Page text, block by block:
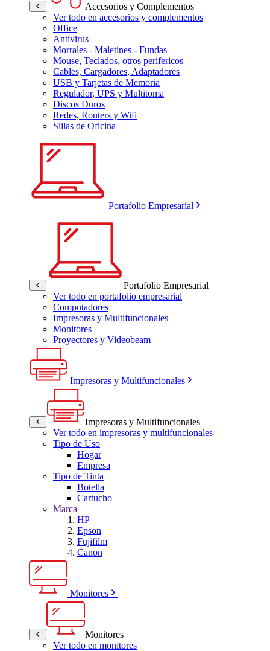
Accesorios y Complementos
Ver todo en accesorios y complementos
Office
Antivirus
Morrales - Maletines - Fundas
Mouse, Teclados, otros perifericos
Cables, Cargadores, Adaptadores
USB y Tarjetas de Memoria
Regulador, UPS y Multitoma
Discos Duros
Redes, Routers y Wifi
Sillas de Oficina
Portafolio Empresarial
Portafolio Empresarial
Ver todo en portafolio empresarial
Computadores
Impresoras y Multifuncionales
Monitores
Proyectores y Videobeam
Impresoras y Multifuncionales
Impresoras y Multifuncionales
Ver todo en impresoras y multifuncionales
Tipo de Uso
Hogar
Empresa
Tipo de Tinta
Botella
Cartucho
Marca
HP
Epson
Fujifilm
Canon
Monitores
Monitores
Ver todo en monitores